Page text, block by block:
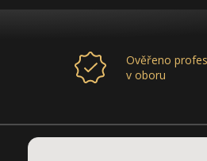
Ověřeno
v oboru